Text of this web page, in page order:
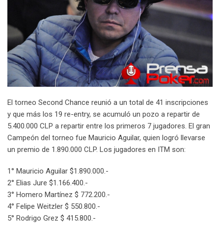
El torneo Second Chance reunió a un total de 41 inscripciones
y que más los 19 re-entry, se acumuló un pozo a repartir de
5.400.000 CLP a repartir entre los primeros 7 jugadores. El gran
Campeón del torneo fue Mauricio Aguilar, quien logró llevarse
un premio de 1.890.000 CLP. Los jugadores en ITM son:
1° Mauricio Aguilar $1.890.000.-
2° Elias Jure $1.166.400.-
3° Homero Martínez $ 772.200.-
4° Felipe Weitzler $ 550.800.-
5° Rodrigo Grez $ 415.800.-